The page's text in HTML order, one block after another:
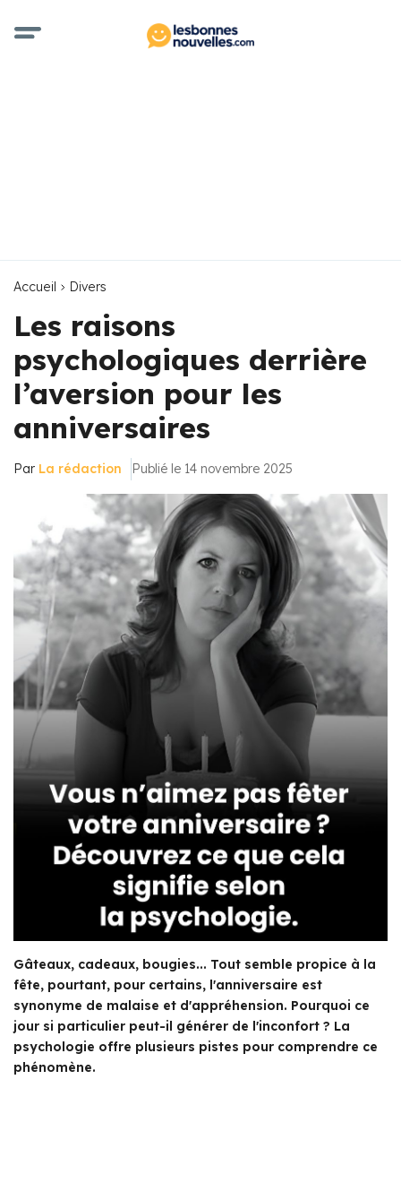
Accueil Divers
Les raisons
psychologiques derrière
l’aversion pour les
anniversaires
Par La rédaction Publié le 14 novembre 2025
Gâteaux, cadeaux, bougies... Tout semble propice à la
fête, pourtant, pour certains, l'anniversaire est
synonyme de malaise et d'appréhension. Pourquoi ce
jour si particulier peut-il générer de l'inconfort ? La
psychologie offre plusieurs pistes pour comprendre ce
phénomène.